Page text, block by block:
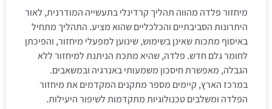
מיחזור פלדה מהווה תהליך קרדינלי בתעשייה המודרנית, לאור
היתרונות הסביבתיים והכלכליים שהוא מציע. התהליך מתחיל
באיסוף מתכות שאינן בשימוש, שינוען למפעלי מיחזור, והפיכתן
לחומר גלם חדש. פלדה, שהיא מתכת הניתנת למיחזור ללא
הגבלה, מאפשרת חיסכון משמעותי באנרגיה ובמשאבים.
במרכז הארץ, קיימים מספר מתקנים המקדמים את מיחזור
הפלדה ומשלבים טכנולוגיות מתקדמות לשיפור היעילות.